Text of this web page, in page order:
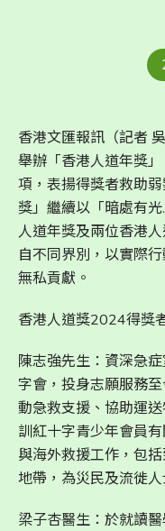
香港文匯報訊（記者
舉辦「香港人道年獎
項，表揚得獎者救助
獎」繼續以「暗處有
人道年獎及兩位香港
自不同界別，以實際
無私貢獻。
香港人道獎2024得獎
陳志強先生：資深急
字會，投身志願服務
動急救支援、協助運
訓紅十字青少年會員
與海外救援工作，包
地帶，為災民及流徙
梁子杏醫生：於就讀